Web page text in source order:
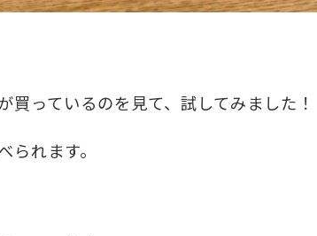
買っているのを見て、試してみました！
られます。